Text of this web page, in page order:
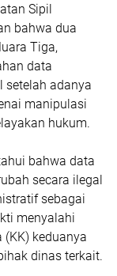
Sipil
bahwa dua
Tiga,
data
setelah adanya
manipulasi
hukum.
bahwa data
secara ilegal
sebagai
menyalahi
(KK) keduanya
dinas terkait.